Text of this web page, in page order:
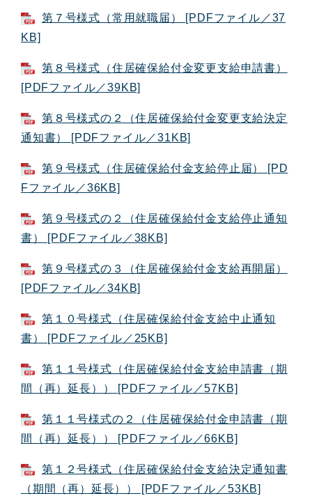
第７号様式（常用就職届） [PDFファイル／37
KB]
第８号様式（住居確保給付金変更支給申請書）
[PDFファイル／39KB]
第８号様式の２（住居確保給付金変更支給決定
通知書） [PDFファイル／31KB]
第９号様式（住居確保給付金支給停止届） [PD
Fファイル／36KB]
第９号様式の２（住居確保給付金支給停止通知
書） [PDFファイル／38KB]
第９号様式の３（住居確保給付金支給再開届）
[PDFファイル／34KB]
第１０号様式（住居確保給付金支給中止通知
書） [PDFファイル／25KB]
第１１号様式（住居確保給付金支給申請書（期
間（再）延長）） [PDFファイル／57KB]
第１１号様式の２（住居確保給付金申請書（期
間（再）延長）） [PDFファイル／66KB]
第１２号様式（住居確保給付金支給決定通知書
（期間（再）延長）） [PDFファイル／53KB]